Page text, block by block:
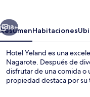
Siguiente
18+
ResumenHabitaciones
Hotel Yeland es una
Nagarote. Después de
disfrutar de una comida o
propiedad destaca por su